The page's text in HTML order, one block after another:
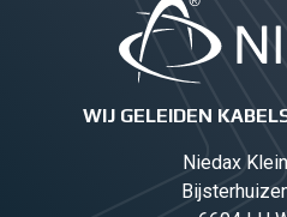
WIJ GELEIDEN
Niedax